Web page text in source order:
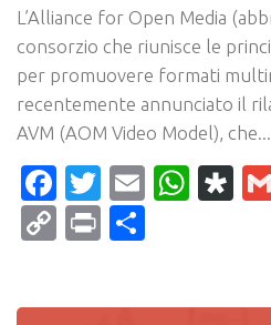
L’Alliance for Open Media
consorzio che riunisce le
per promuovere formati
recentemente annunciato il
AVM (AOM Video Model), che...
Facebook
Twitter
Email
CopyPrint